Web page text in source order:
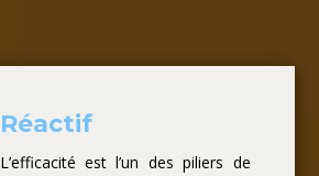
Réactif
L’efficacité est l’un des piliers de